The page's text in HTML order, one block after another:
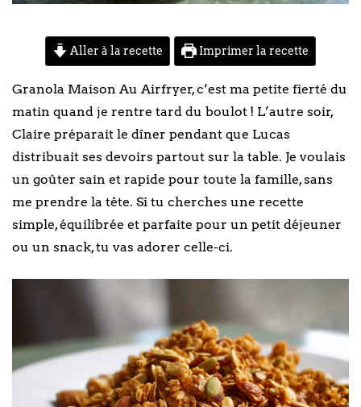
Aller à la recette Imprimer la recette
Granola Maison Au Airfryer, c’est ma petite fierté du
matin quand je rentre tard du boulot ! L’autre soir,
Claire préparait le dîner pendant que Lucas
distribuait ses devoirs partout sur la table. Je voulais
un goûter sain et rapide pour toute la famille, sans
me prendre la tête. Si tu cherches une recette
simple, équilibrée et parfaite pour un petit déjeuner
ou un snack, tu vas adorer celle-ci.